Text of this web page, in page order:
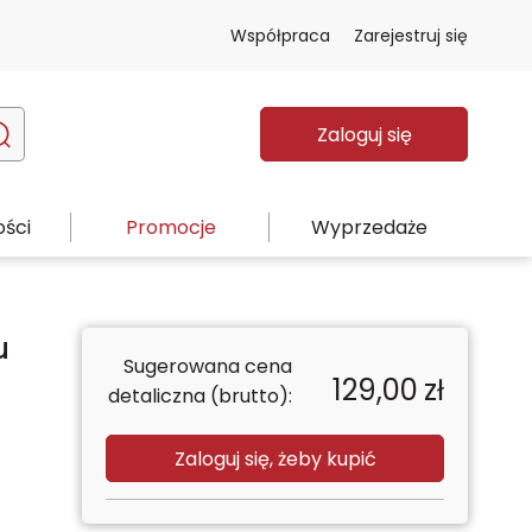
Współpraca Zarejestruj się
Zaloguj się
Promocje Wyprzedaże
Sugerowana cena
detaliczna (brutto):
129,00 zł
Zaloguj się, żeby kupić